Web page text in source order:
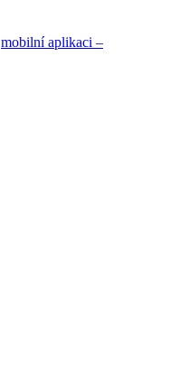
mobilní aplikaci –